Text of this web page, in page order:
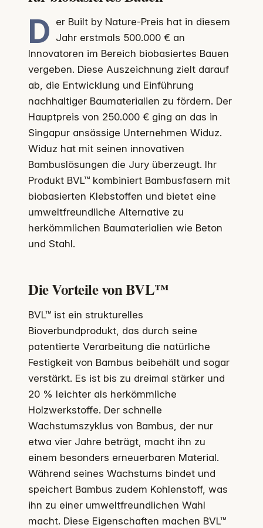
D er Built by Nature-Preis hat in diesem
Jahr erstmals 500.000 € an
Innovatoren im Bereich biobasiertes Bauen
vergeben. Diese Auszeichnung zielt darauf
ab, die Entwicklung und Einführung
nachhaltiger Baumaterialien zu fördern. Der
Hauptpreis von 250.000 € ging an das in
Singapur ansässige Unternehmen Widuz.
Widuz hat mit seinen innovativen
Bambuslösungen die Jury überzeugt. Ihr
Produkt BVL™ kombiniert Bambusfasern mit
biobasierten Klebstoffen und bietet eine
umweltfreundliche Alternative zu
herkömmlichen Baumaterialien wie Beton
und Stahl.
Die Vorteile von BVL™
BVL™ ist ein strukturelles
Bioverbundprodukt, das durch seine
patentierte Verarbeitung die natürliche
Festigkeit von Bambus beibehält und sogar
verstärkt. Es ist bis zu dreimal stärker und
20 % leichter als herkömmliche
Holzwerkstoffe. Der schnelle
Wachstumszyklus von Bambus, der nur
etwa vier Jahre beträgt, macht ihn zu
einem besonders erneuerbaren Material.
Während seines Wachstums bindet und
speichert Bambus zudem Kohlenstoff, was
ihn zu einer umweltfreundlichen Wahl
macht. Diese Eigenschaften machen BVL™